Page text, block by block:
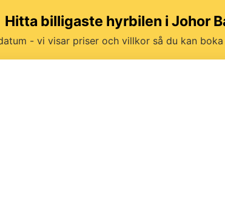
Hitta billigaste hyrbilen i Johor
- vi visar priser och villkor så du kan